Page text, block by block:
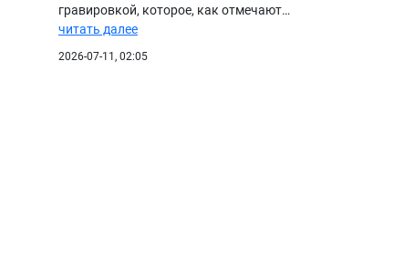
гравировкой, которое, как отмечают…
читать далее
2026-07-11, 02:05